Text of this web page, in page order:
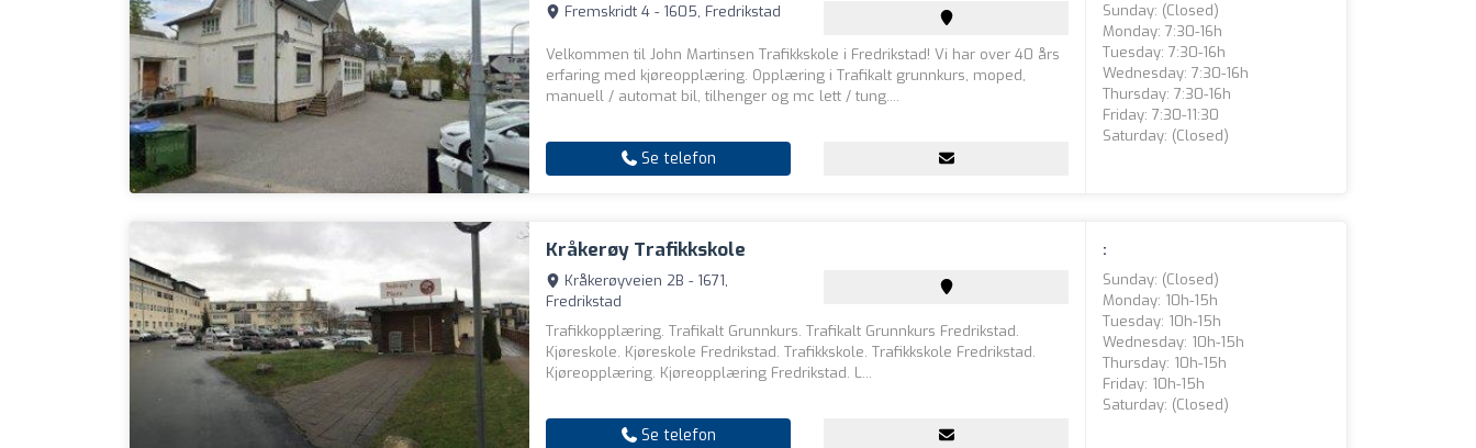
Fremskridt 4 - 1605, Fredrikstad
Velkommen til John Martinsen Trafikkskole i Fredrikstad! Vi har over 40 års
erfaring med kjøreopplæring. Opplæring i Trafikalt grunnkurs, moped,
manuell / automat bil, tilhenger og mc lett / tung....
Se telefon
Sunday: (closed)
Monday: 7:30-16h
Tuesday: 7:30-16h
Wednesday: 7:30-16h
Thursday: 7:30-16h
Friday: 7:30-11:30
Saturday: (closed)
Kråkerøy Trafikkskole
Kråkerøyveien 2B - 1671,
Fredrikstad
Trafikkopplæring. Trafikalt Grunnkurs. Trafikalt Grunnkurs Fredrikstad.
Kjøreskole. Kjøreskole Fredrikstad. Trafikkskole. Trafikkskole Fredrikstad.
Kjøreopplæring. Kjøreopplæring Fredrikstad. L...
Se telefon
:
Sunday: (closed)
Monday: 10h-15h
Tuesday: 10h-15h
Wednesday: 10h-15h
Thursday: 10h-15h
Friday: 10h-15h
Saturday: (closed)